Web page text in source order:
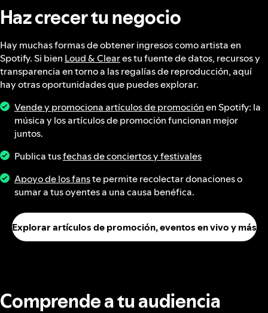
Haz crecer tu negocio
Hay muchas formas de obtener ingresos como artista en
Spotify. Si bien Loud & Cleares tu fuente de datos, recursos y
transparencia en torno a las regalías de reproducción, aquí
hay otras oportunidades que puedes explorar.
Vende y promociona artículos de promociónen Spotify: la
música y los artículos de promoción funcionan mejor
juntos.
Publica tusfechas de conciertos y festivales
Apoyo de los fanste permite recolectar donaciones o
sumar a tus oyentes a una causa benéfica.
Explorar artículos de promoción, eventos en vivo y más
Comprende a tu audiencia